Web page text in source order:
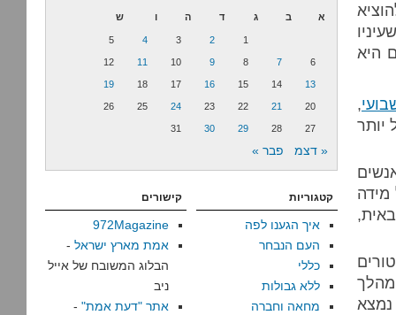
היא
,
יותר
נמצא
א ב ג ד ה ו ש
1
2
3
4
5
6
7
8
9
10
11
12
13
14
15
16
17
18
19
20
21
22
23
24
25
26
27
28
29
30
31
« דצמ פבר »
קטגוריות
איך הגענו לפה
העם הנבחר
כללי
ללא גבולות
מחאה וחברה
קישורים
972Magazine
אמת מארץ ישראל -
הבלוג המשובח של אייל
ניב
אתר "דעת אמת" -